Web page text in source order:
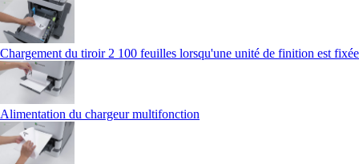
Chargement du tiroir 2 100 feuilles lorsqu'une unité de finition est
Alimentation du chargeur multifonction